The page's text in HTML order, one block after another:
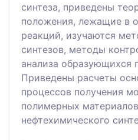
синтеза, приведены
положения, лежащие в
реакций, изучаются
синтезов, методы
анализа образующихся
Приведены расчеты
процессов получения
полимерных
нефтехимического